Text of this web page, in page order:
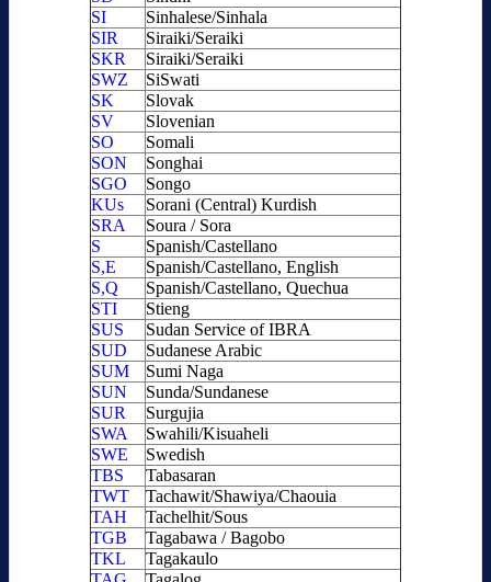
SI
Sinhalese/Sinhala
SIR
Siraiki/Seraiki
SKR
Siraiki/Seraiki
SWZ
SiSwati
SK
Slovak
SV
Slovenian
SO
Somali
SON
Songhai
SGO
Songo
KUs
Sorani (Central) Kurdish
SRA
Soura / Sora
S
Spanish/Castellano
S,E
Spanish/Castellano, English
S,Q
Spanish/Castellano, Quechua
STI
Stieng
SUS
Sudan Service of IBRA
SUD
Sudanese Arabic
SUM
Sumi Naga
SUN
Sunda/Sundanese
SUR
Surgujia
SWA
Swahili/Kisuaheli
SWE
Swedish
TBS
Tabasaran
TWT
Tachawit/Shawiya/Chaouia
TAH
Tachelhit/Sous
TGB
Tagabawa / Bagobo
TKL
Tagakaulo